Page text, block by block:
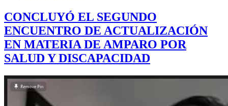
CONCLUYÓ EL SEGUNDO
ENCUENTRO DE ACTUALIZACIÓN
EN MATERIA DE AMPARO POR
SALUD Y DISCAPACIDAD